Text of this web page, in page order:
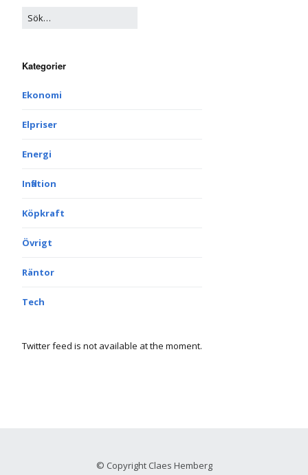
Kategorier
Ekonomi
Elpriser
Energi
Inflation
Köpkraft
Övrigt
Räntor
Tech
Twitter feed is not available at the moment.
© Copyright Claes Hemberg